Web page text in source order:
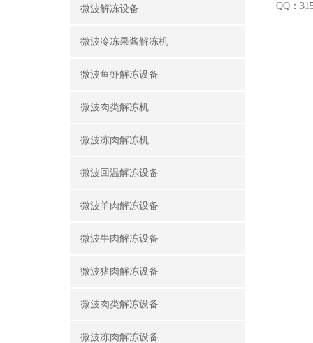
微波解冻设备
微波冷冻果酱解冻机
微波鱼虾解冻设备
微波肉类解冻机
微波冻肉解冻机
微波回温解冻设备
微波羊肉解冻设备
微波牛肉解冻设备
微波猪肉解冻设备
微波肉类解冻设备
微波冻肉解冻设备
QQ：